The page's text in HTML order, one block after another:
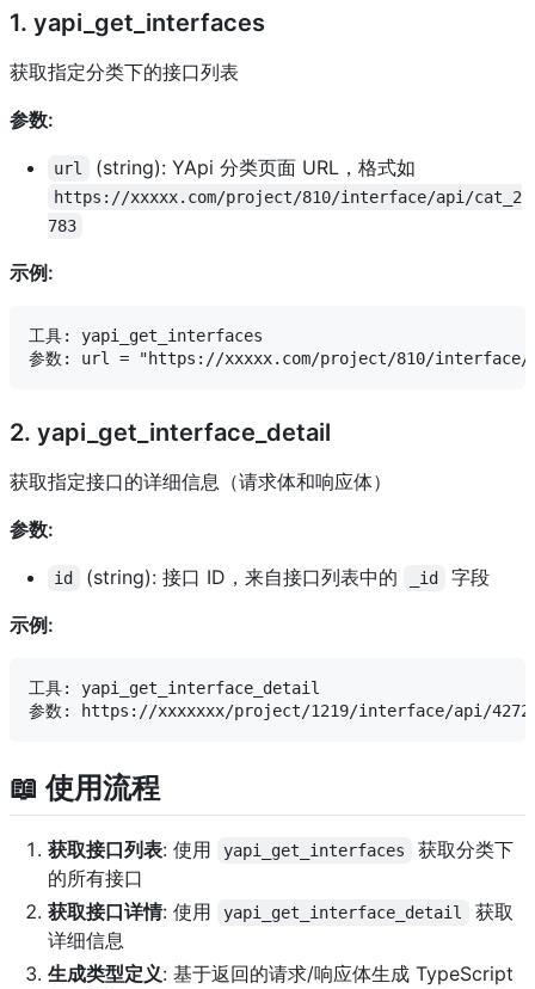
1. yapi_get_interfaces
获取指定分类下的接口列表
参数:
url (string): YApi 分类页面 URL，格式如
https://xxxxx.com/project/810/interface/api/cat_2
783
示例:
工具: yapi_get_interfaces
2. yapi_get_interface_detail
获取指定接口的详细信息（请求体和响应体）
参数:
id (string): 接口 ID，来自接口列表中的 _id
字段
示例:
工具: yapi_get_interface_detail
📖 使用流程
获取接口列表: 使用 yapi_get_interfaces
获取分类下
的所有接口
获取接口详情: 使用 yapi_get_interface_detail
获取
详细信息
生成类型定义: 基于返回的请求/响应体生成 TypeScript